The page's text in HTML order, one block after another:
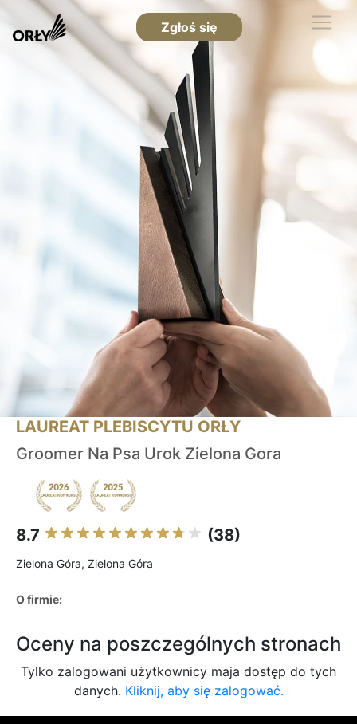
Zgłoś się
LAUREAT PLEBISCYTU ORŁY
Groomer Na Psa Urok Zielona Gora
8.7 (38)
Zielona Góra, Zielona Góra
O firmie:
Oceny na poszczególnych stronach
Tylko zalogowani użytkownicy maja dostęp do tych
danych. Kliknij, aby się zalogować.